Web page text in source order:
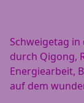
Schweigetag
durch Qigong,
Energiearbeit,
auf dem